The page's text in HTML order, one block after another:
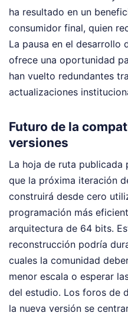
ha resultado en un
consumidor final, quien
La pausa en el desarrollo
ofrece una oportunidad
han vuelto redundantes
actualizaciones
Futuro de la
versiones
La hoja de ruta publicada
que la próxima iteración
construirá desde cero
programación más
arquitectura de 64 bits.
reconstrucción podría
cuales la comunidad
menor escala o esperar
del estudio. Los foros de
la nueva versión se